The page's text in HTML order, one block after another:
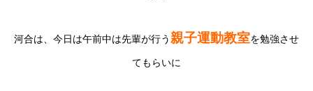
河合は、今日は午前中は先輩が行う 親子運動教室を勉強させ
てもらいに